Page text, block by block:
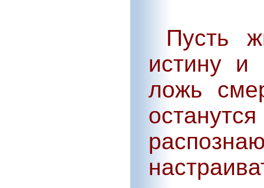
Пусть
истину и
ложь